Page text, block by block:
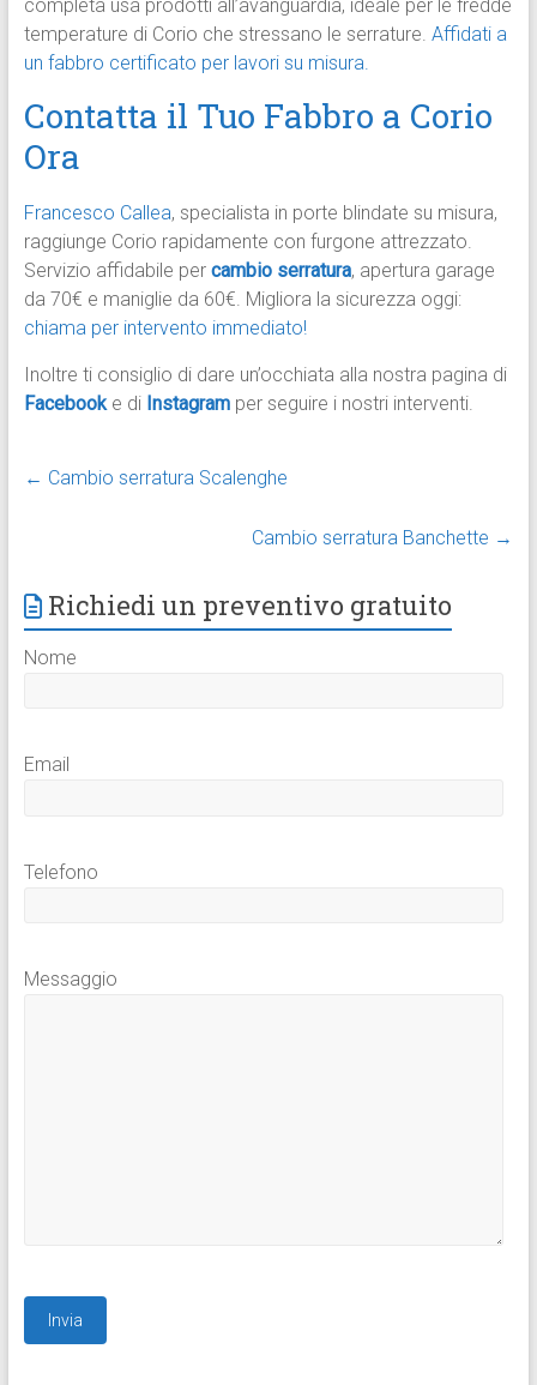
completa usa prodotti all’avanguardia, ideale per le fredde
temperature di Corio che stressano le serrature. Affidati a
un fabbro certificato per lavori su misura.
Contatta il Tuo Fabbro a Corio
Ora
Francesco Callea, specialista in porte blindate su misura,
raggiunge Corio rapidamente con furgone attrezzato.
Servizio affidabile per cambio serratura, apertura garage
da 70€ e maniglie da 60€. Migliora la sicurezza oggi:
chiama per intervento immediato!
Inoltre ti consiglio di dare un’occhiata alla nostra pagina di
Facebook e di Instagram per seguire i nostri interventi.
← Cambio serratura Scalenghe
Cambio serratura Banchette →
Richiedi un preventivo gratuito
Nome
Email
Telefono
Messaggio